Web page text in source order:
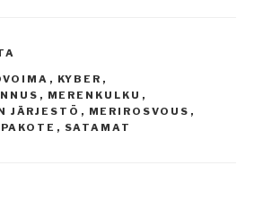
, KYBER ,
, MERENKULKU ,
JÄRJESTÖ , MERIROSVOUS ,
PAKOTE , SATAMAT